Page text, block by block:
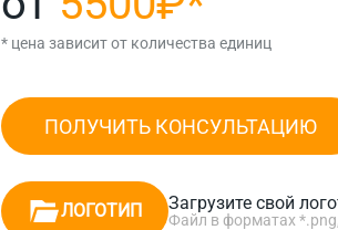
* цена зависит от количества единиц
ПОЛУЧИТЬ КОНСУЛЬТАЦИЮ
ЛОГОТИП Загрузите свой
Файл в форматах